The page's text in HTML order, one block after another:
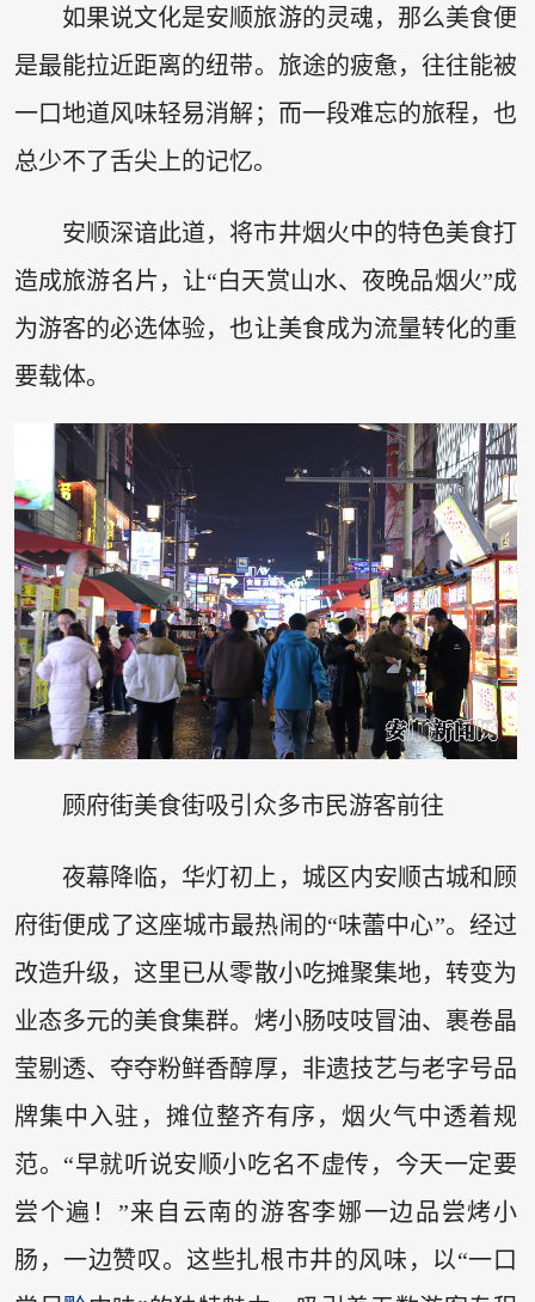
如果说文化是安顺旅游的灵魂，那么美食便
是最能拉近距离的纽带。旅途的疲惫，往往能被
一口地道风味轻易消解；而一段难忘的旅程，也
总少不了舌尖上的记忆。
安顺深谙此道，将市井烟火中的特色美食打
造成旅游名片，让“白天赏山水、夜晚品烟火”成
为游客的必选体验，也让美食成为流量转化的重
要载体。
顾府街美食街吸引众多市民游客前往
夜幕降临，华灯初上，城区内安顺古城和顾
府街便成了这座城市最热闹的“味蕾中心”。经过
改造升级，这里已从零散小吃摊聚集地，转变为
业态多元的美食集群。烤小肠吱吱冒油、裹卷晶
莹剔透、夺夺粉鲜香醇厚，非遗技艺与老字号品
牌集中入驻，摊位整齐有序，烟火气中透着规
范。“早就听说安顺小吃名不虚传，今天一定要
尝个遍！”来自云南的游客李娜一边品尝烤小
肠，一边赞叹。这些扎根市井的风味，以“一口